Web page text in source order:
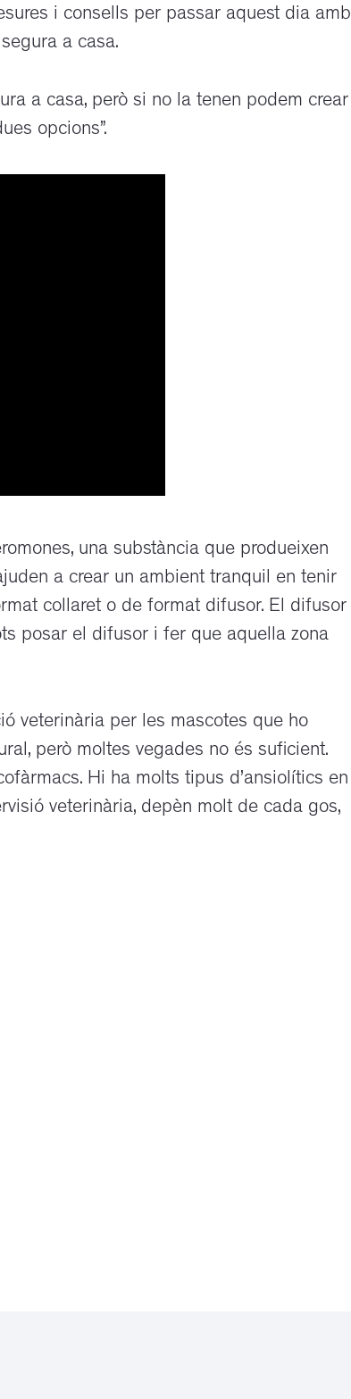
i consells per passar aquest dia amb
a casa.
a casa, però si no la tenen podem crear
opcions”.
una substància que produeixen
a crear un ambient tranquil en tenir
collaret o de format difusor. El difusor
posar el difusor i fer que aquella zona
veterinària per les mascotes que ho
però moltes vegades no és suficient.
Hi ha molts tipus d’ansiolítics en
veterinària, depèn molt de cada gos,